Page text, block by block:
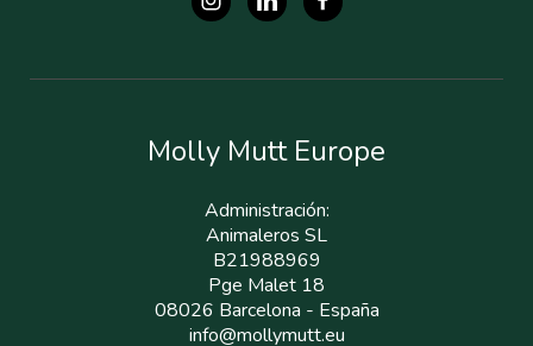
Molly Mutt Europe
Administración:
Animaleros SL
B21988969
Pge Malet 18
08026 Barcelona - España
info@mollymutt.eu